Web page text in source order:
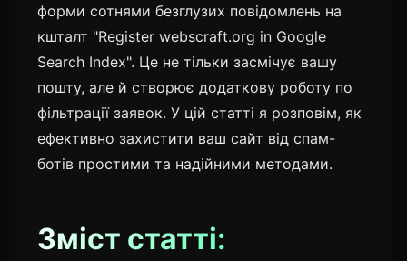
форми сотнями безглузих повідомлень на
кшталт "Register webscraft.org in Google
Search Index". Це не тільки засмічує вашу
пошту, але й створює додаткову роботу по
фільтрації заявок. У цій статті я розповім, як
ефективно захистити ваш сайт від спам-
ботів простими та надійними методами.
Зміст статті: